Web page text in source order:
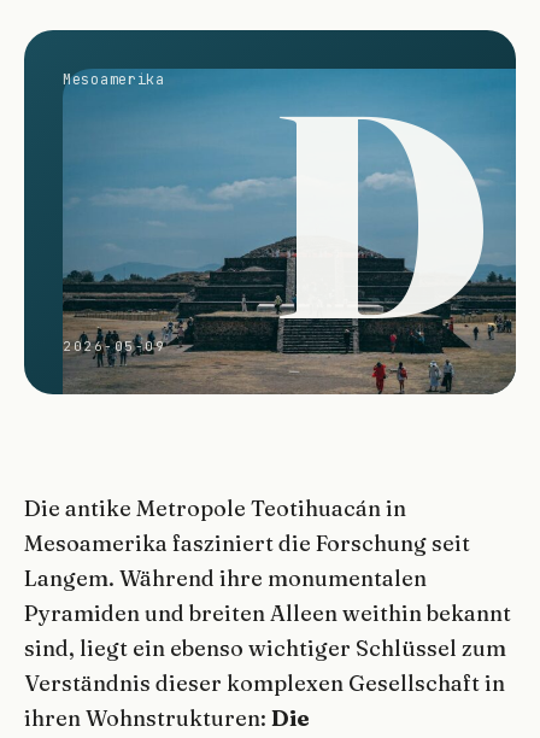
Mesoamerika D
2026-05-09
Die antike Metropole Teotihuacán in
Mesoamerika fasziniert die Forschung seit
Langem. Während ihre monumentalen
Pyramiden und breiten Alleen weithin bekannt
sind, liegt ein ebenso wichtiger Schlüssel zum
Verständnis dieser komplexen Gesellschaft in
ihren Wohnstrukturen: Die